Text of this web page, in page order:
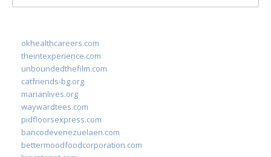
for:
okhealthcareers.com
theintexperience.com
unboundedthefilm.com
catfriends-bg.org
marianlives.org
waywardtees.com
pidfloorsexpress.com
bancodevenezuelaen.com
bettermoodfoodcorporation.com